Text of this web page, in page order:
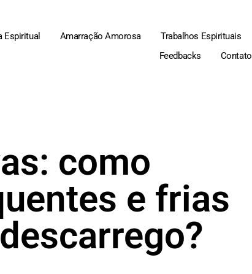
Espiritual Amarração Amorosa Trabalhos Espirituais
Feedbacks
Contato
como
e frias